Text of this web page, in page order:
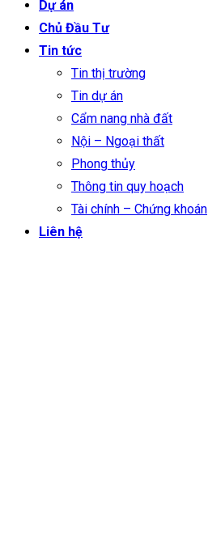
Dự án
Chủ Đầu Tư
Tin tức
Tin thị trường
Tin dự án
Cẩm nang nhà đất
Nội – Ngoại thất
Phong thủy
Thông tin quy hoạch
Tài chính – Chứng khoán
Liên hệ